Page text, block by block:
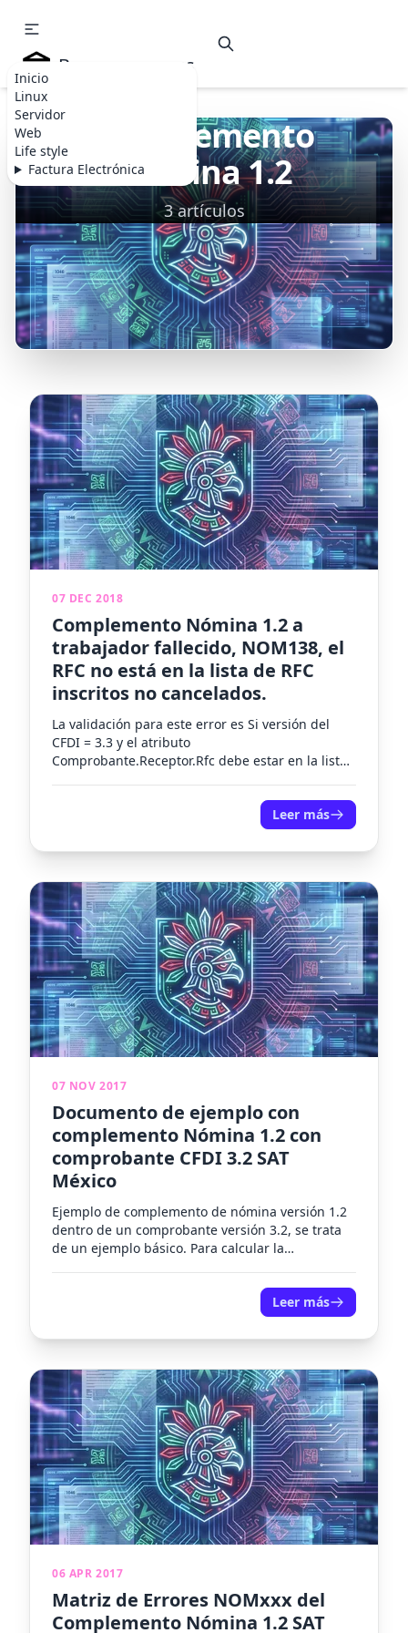
Inicio
Linux
Servidor
Web
Life style
Factura Electrónica
Becommerce.es
Complemento
Nómina 1.2
3 artículos
07 DEC 2018
Complemento Nómina 1.2 a
trabajador fallecido, NOM138, el
RFC no está en la lista de RFC
inscritos no cancelados.
La validación para este error es Si versión del
CFDI = 3.3 y el atributo
Comprobante.Receptor.Rfc debe estar en la lista
Leer más
07 NOV 2017
Documento de ejemplo con
complemento Nómina 1.2 con
comprobante CFDI 3.2 SAT
México
Ejemplo de complemento de nómina versión 1.2
dentro de un comprobante versión 3.2, se trata
de un ejemplo básico. Para calcular la
Leer más
06 APR 2017
Matriz de Errores NOMxxx del
Complemento Nómina 1.2 SAT